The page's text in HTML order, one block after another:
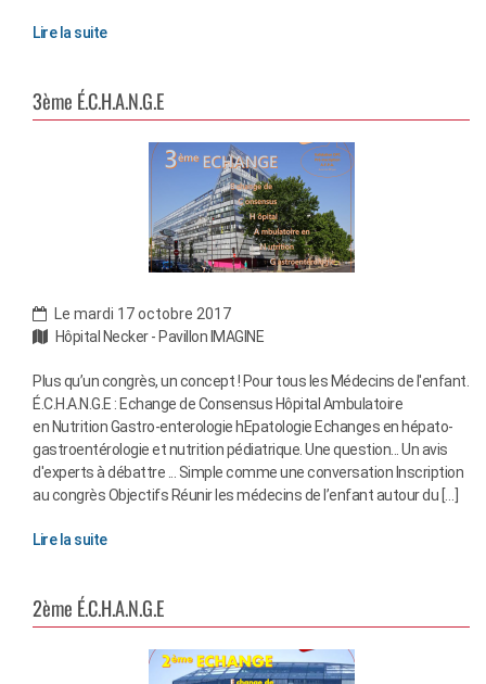
Lire la suite
3ème É.C.H.A.N.G.E
Le mardi 17 octobre 2017
Hôpital Necker - Pavillon IMAGINE
Plus qu’un congrès, un concept ! Pour tous les Médecins de l'enfant.
É.C.H.A.N.G.E : Echange de Consensus Hôpital Ambulatoire
en Nutrition Gastro-enterologie hEpatologie Echanges en hépato-
gastroentérologie et nutrition pédiatrique. Une question... Un avis
d'experts à débattre ... Simple comme une conversation Inscription
au congrès Objectifs Réunir les médecins de l’enfant autour du […]
Lire la suite
2ème É.C.H.A.N.G.E